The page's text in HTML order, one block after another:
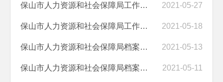
保山市人力资源和社会保障局工作制服采购终止公告 2021-05-27
保山市人力资源和社会保障局工作制服采购竞争性磋商二次公告 2021-05-18
保山市人力资源和社会保障局档案数字化服务及柔性引才项目保障服务采购... 2021-05-13
保山市人力资源和社会保障局档案数字化服务及柔性引才项目保障服务采购... 2021-05-11